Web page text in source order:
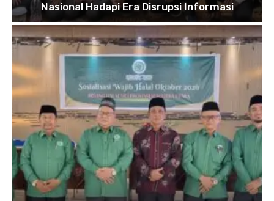
Nasional Hadapi Era Disrupsi Informasi